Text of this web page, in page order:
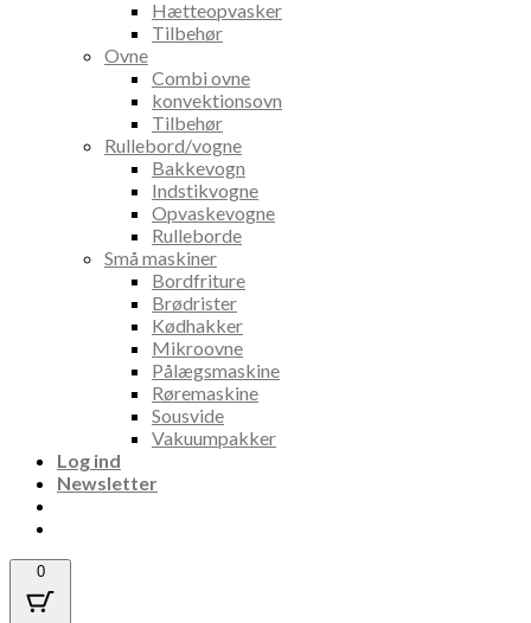
Hætteopvasker
Tilbehør
Ovne
Combi ovne
konvektionsovn
Tilbehør
Rullebord/vogne
Bakkevogn
Indstikvogne
Opvaskevogne
Rulleborde
Små maskiner
Bordfriture
Brødrister
Kødhakker
Mikroovne
Pålægsmaskine
Røremaskine
Sousvide
Vakuumpakker
Log ind
Newsletter
0